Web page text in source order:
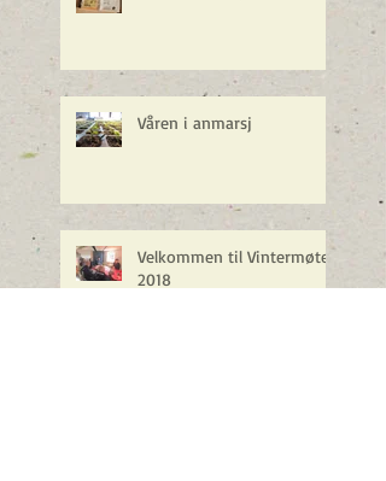
Våren i anmarsj
Velkommen til Vintermøte
2018